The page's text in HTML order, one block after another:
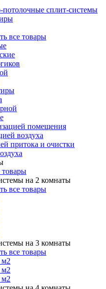
потолочные сплит-системы
все товары
помещения
воздуха
притока и очистки
товары
на 2 комнаты
все товары
на 3 комнаты
все товары
м2
м2
м2